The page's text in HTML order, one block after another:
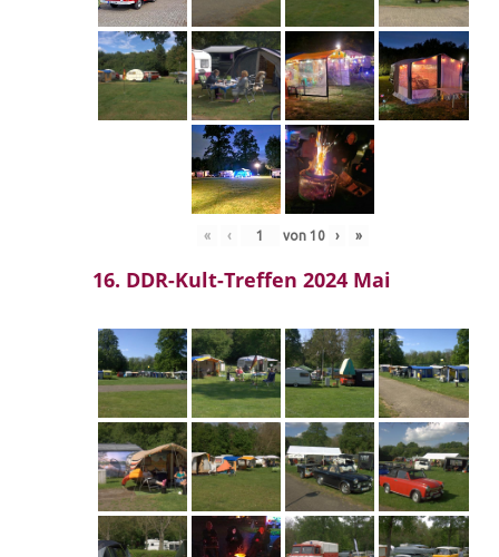
« ‹ von 10 › »
16. DDR-Kult-Treffen 2024 Mai